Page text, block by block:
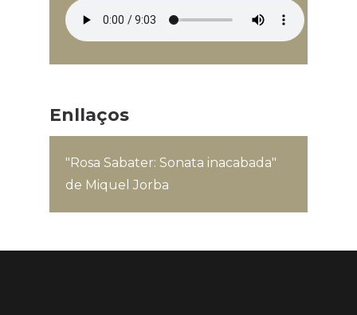
Enllaços
"Rosa Sabater: Sonata inacabada"
de Miquel Jorba